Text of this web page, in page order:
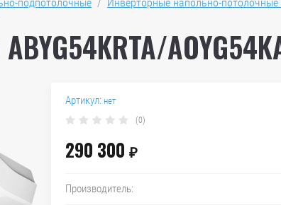
Артикул: нет
(0)
290 300 ₽
Производитель: